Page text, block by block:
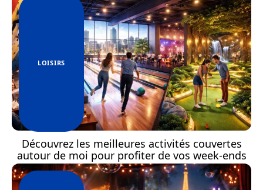
LOISIRS
Découvrez les meilleures activités couvertes
autour de moi pour profiter de vos week-ends